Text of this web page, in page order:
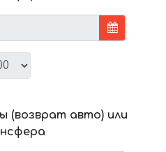
(возврат авто) или